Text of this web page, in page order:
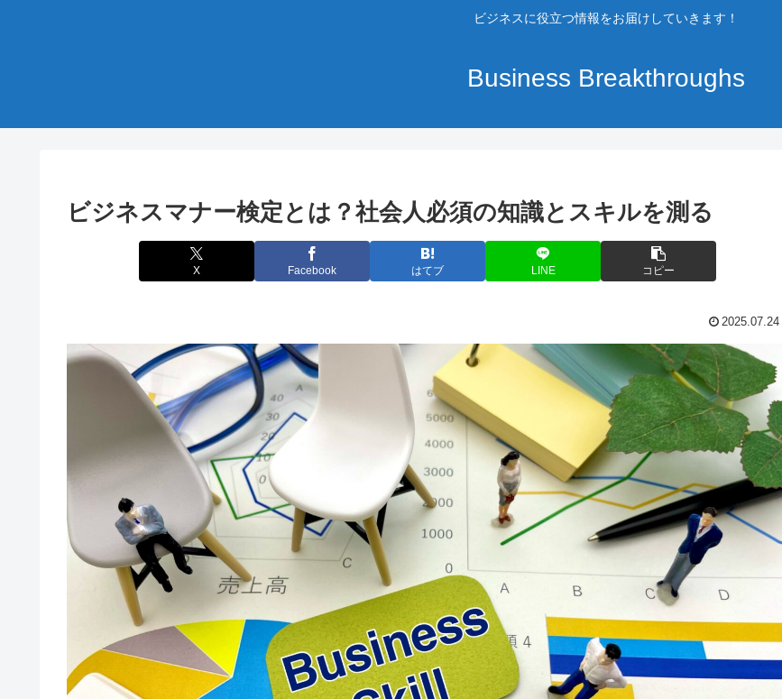
ビジネスに役立つ情報をお届けしていきます！
Business Breakthroughs
ビジネスマナー検定とは？社会人必須の知識とスキルを測る
X Facebook はてブ LINE コピー
2025.07.24